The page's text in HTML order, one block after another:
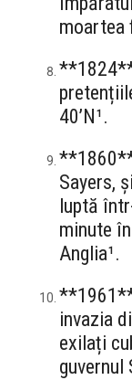
moartea
40’N¹.
Sayers,
luptă
minute
Anglia¹.
invazia
exilați
guvernul